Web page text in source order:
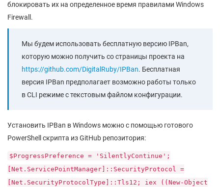
блокировать их на определенное время правилами Windows
Firewall.
Мы будем использовать бесплатную версию IPBan,
которую можно получить со страницы проекта на
https://github.com/DigitalRuby/IPBan. Бесплатная
версия IPBan предполагает возможно работы только
в CLI режиме с текстовым файлом конфигурации.
Установить IPBan в Windows можно с помощью готового
PowerShell скрипта из GitHub репозитория:
$ProgressPreference = 'SilentlyContinue';
[Net.ServicePointManager]::SecurityProtocol =
[Net.SecurityProtocolType]::Tls12; iex ((New-Object